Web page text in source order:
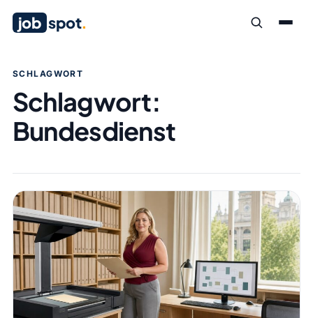
job spot.
SCHLAGWORT
Schlagwort:
Bundesdienst